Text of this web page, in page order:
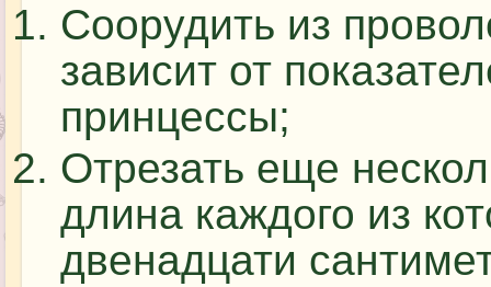
Соорудить из
зависит от
принцессы;
Отрезать еще
длина каждого из
двенадцати